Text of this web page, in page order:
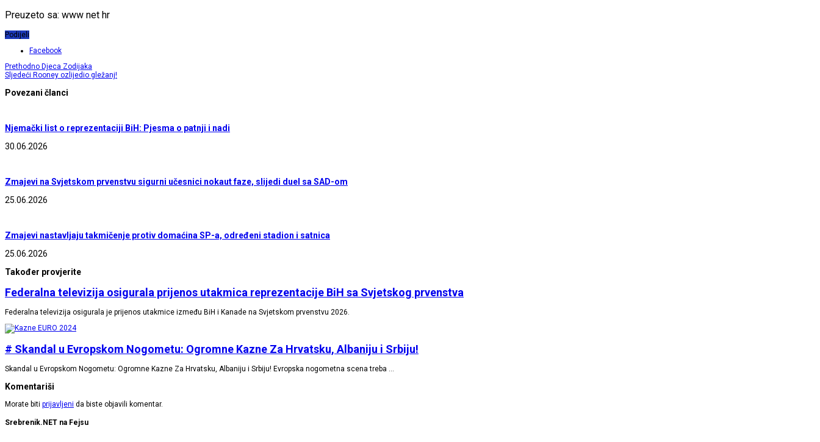
Preuzeto sa: www net hr
Podijeli
Facebook
Prethodno Djeca Zodijaka
Sljedeći Rooney ozlijedio gležanj!
Povezani članci
Njemački list o reprezentaciji BiH: Pjesma o patnji i nadi
30.06.2026
Zmajevi na Svjetskom prvenstvu sigurni učesnici nokaut faze, slijedi duel sa SAD-om
25.06.2026
Zmajevi nastavljaju takmičenje protiv domaćina SP-a, određeni stadion i satnica
25.06.2026
Također provjerite
Federalna televizija osigurala prijenos utakmica reprezentacije BiH sa Svjetskog prvenstva
Federalna televizija osigurala je prijenos utakmice između BiH i Kanade na Svjetskom prvenstvu 2026.
# Skandal u Evropskom Nogometu: Ogromne Kazne Za Hrvatsku, Albaniju i Srbiju!
Skandal u Evropskom Nogometu: Ogromne Kazne Za Hrvatsku, Albaniju i Srbiju! Evropska nogometna scena treba …
Komentariši
Morate biti prijavljeni da biste objavili komentar.
Srebrenik.NET na Fejsu